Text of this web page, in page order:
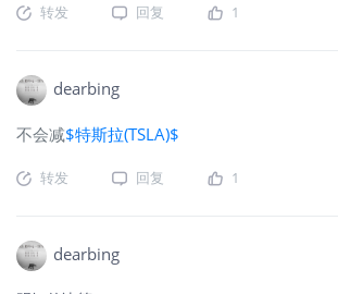
转发 回复 1
dearbing
不会减$特斯拉(TSLA)$
转发 回复 1
dearbing